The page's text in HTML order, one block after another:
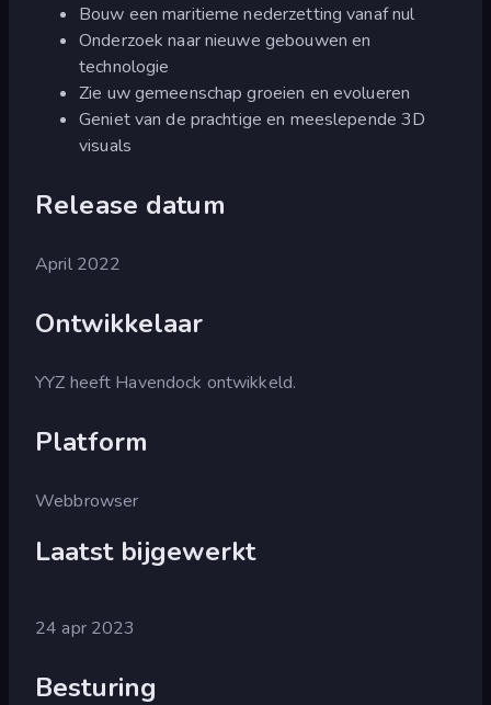
Bouw een maritieme nederzetting vanaf nul
Onderzoek naar nieuwe gebouwen en
technologie
Zie uw gemeenschap groeien en evolueren
Geniet van de prachtige en meeslepende 3D
visuals
Release datum
April 2022
Ontwikkelaar
YYZ heeft Havendock ontwikkeld.
Platform
Webbrowser
Laatst bijgewerkt
24 apr 2023
Besturing